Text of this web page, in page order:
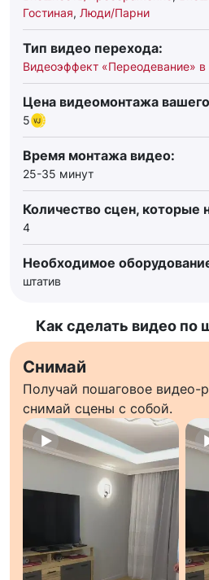
Гостиная, Люди/Парни
Тип видео перехода:
Видеоэффект «Переодевание» в
Цена видеомонтажа
5
Время монтажа видео:
25-35 минут
Количество сцен, которые
4
Необходимое
штатив
Как сделать видео по
Снимай
Получай пошаговое видео-
снимай сцены с собой.